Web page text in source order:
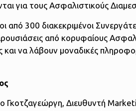
για τους Ασφαλιστικούς
από 300 διακεκριμένοι
από κορυφαίους
να λάβουν μοναδικές
Γκοτζαγεώργη, Διευθυντή